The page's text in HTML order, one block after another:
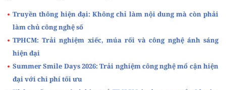
Truyền thông hiện đại: Không chỉ làm nội dung mà còn phải
làm chủ công nghệ số
TPHCM: Trải nghiệm xiếc, múa rối và công nghệ ánh sáng
hiện đại
Summer Smile Days 2026: Trải nghiệm công nghệ mổ cận hiện
đại với chi phí tối ưu